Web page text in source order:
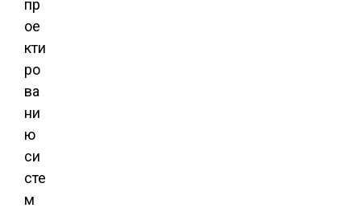
пр
ое
кти
ро
ва
ни
ю
си
сте
м